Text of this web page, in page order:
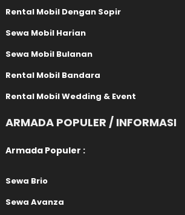
Rental Mobil Dengan Sopir
Sewa Mobil Harian
Sewa Mobil Bulanan
Rental Mobil Bandara
Rental Mobil Wedding & Event
ARMADA POPULER / INFORMASI
Armada Populer :
Sewa Brio
Sewa Avanza